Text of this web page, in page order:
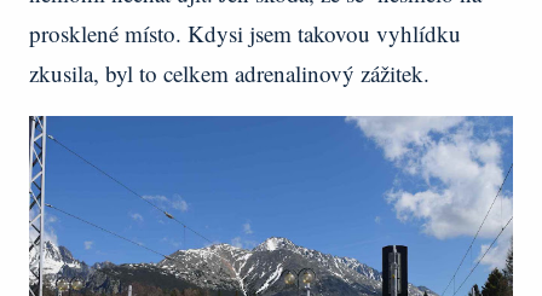
prosklené místo. Kdysi jsem takovou vyhlídku
zkusila, byl to celkem adrenalinový zážitek.